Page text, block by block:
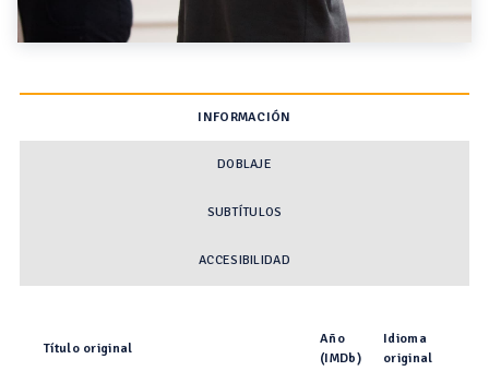
INFORMACIÓN
DOBLAJE
SUBTÍTULOS
ACCESIBILIDAD
Título original
Año
(IMDb)
Idioma
original